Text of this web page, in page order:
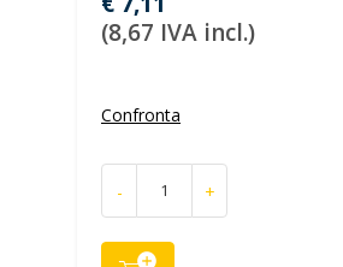
(8,67 IVA incl.)
Confronta
- +